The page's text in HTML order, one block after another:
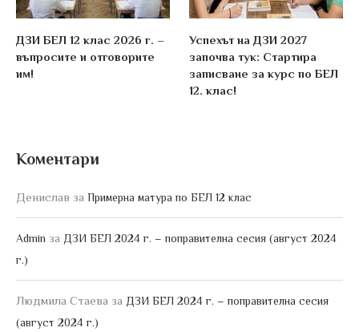
ДЗИ БЕЛ 12 клас 2026 г. –
въпросите и отговорите
им!
Успехът на ДЗИ 2027
започва тук: Стартира
записване за курс по БЕЛ
12. клас!
Коментари
Денислав за Примерна матура по БЕЛ 12 клас
Admin за ДЗИ БЕЛ 2024 г. – поправителна сесия (август 2024
г.)
Людмила Стаева за ДЗИ БЕЛ 2024 г. – поправителна сесия
(август 2024 г.)